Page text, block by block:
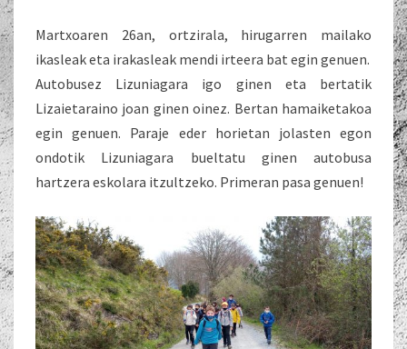
Martxoaren 26an, ortzirala, hirugarren mailako
ikasleak eta irakasleak mendi irteera bat egin genuen.
Autobusez Lizuniagara igo ginen eta bertatik
Lizaietaraino joan ginen oinez. Bertan hamaiketakoa
egin genuen. Paraje eder horietan jolasten egon
ondotik Lizuniagara bueltatu ginen autobusa
hartzera eskolara itzultzeko. Primeran pasa genuen!